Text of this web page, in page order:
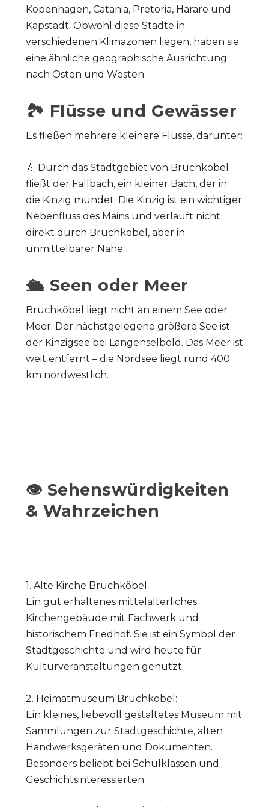
Kopenhagen, Catania, Pretoria, Harare und
Kapstadt. Obwohl diese Städte in
verschiedenen Klimazonen liegen, haben sie
eine ähnliche geographische Ausrichtung
nach Osten und Westen.
🏞️ Flüsse und Gewässer
Es fließen mehrere kleinere Flüsse, darunter:
💧 Durch das Stadtgebiet von Bruchköbel
fließt der Fallbach, ein kleiner Bach, der in
die Kinzig mündet. Die Kinzig ist ein wichtiger
Nebenfluss des Mains und verläuft nicht
direkt durch Bruchköbel, aber in
unmittelbarer Nähe.
🛳️ Seen oder Meer
Bruchköbel liegt nicht an einem See oder
Meer. Der nächstgelegene größere See ist
der Kinzigsee bei Langenselbold. Das Meer ist
weit entfernt – die Nordsee liegt rund 400
km nordwestlich.
👁️ Sehenswürdigkeiten
& Wahrzeichen
1. Alte Kirche Bruchköbel:
Ein gut erhaltenes mittelalterliches
Kirchengebäude mit Fachwerk und
historischem Friedhof. Sie ist ein Symbol der
Stadtgeschichte und wird heute für
Kulturveranstaltungen genutzt.
2. Heimatmuseum Bruchköbel:
Ein kleines, liebevoll gestaltetes Museum mit
Sammlungen zur Stadtgeschichte, alten
Handwerksgeräten und Dokumenten.
Besonders beliebt bei Schulklassen und
Geschichtsinteressierten.